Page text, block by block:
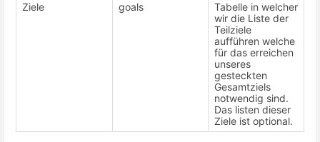
Ziele
goals
Tabelle in welcher
wir die Liste der
Teilziele
aufführen welche
für das erreichen
unseres
gesteckten
Gesamtziels
notwendig sind.
Das listen dieser
Ziele ist optional.